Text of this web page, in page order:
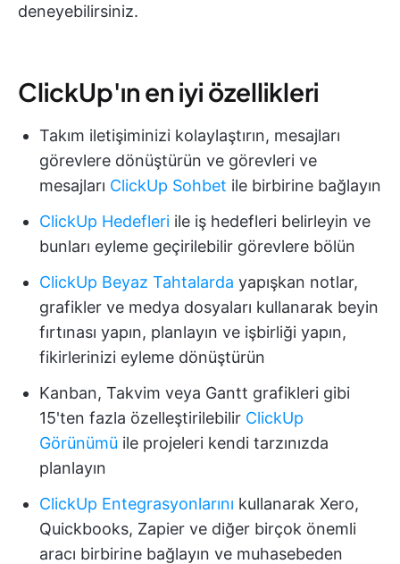
deneyebilirsiniz.
ClickUp'ın en iyi özellikleri
Takım iletişiminizi kolaylaştırın, mesajları
görevlere dönüştürün ve görevleri ve
mesajları ClickUp Sohbet ile birbirine bağlayın
ClickUp Hedefleri ile iş hedefleri belirleyin ve
bunları eyleme geçirilebilir görevlere bölün
ClickUp Beyaz Tahtalarda yapışkan notlar,
grafikler ve medya dosyaları kullanarak beyin
fırtınası yapın, planlayın ve işbirliği yapın,
fikirlerinizi eyleme dönüştürün
Kanban, Takvim veya Gantt grafikleri gibi
15'ten fazla özelleştirilebilir ClickUp
Görünümü ile projeleri kendi tarzınızda
planlayın
ClickUp Entegrasyonlarını kullanarak Xero,
Quickbooks, Zapier ve diğer birçok önemli
aracı birbirine bağlayın ve muhasebeden